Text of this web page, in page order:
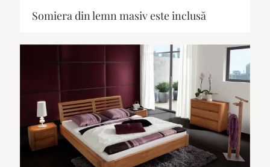
Somiera din lemn masiv este inclusă